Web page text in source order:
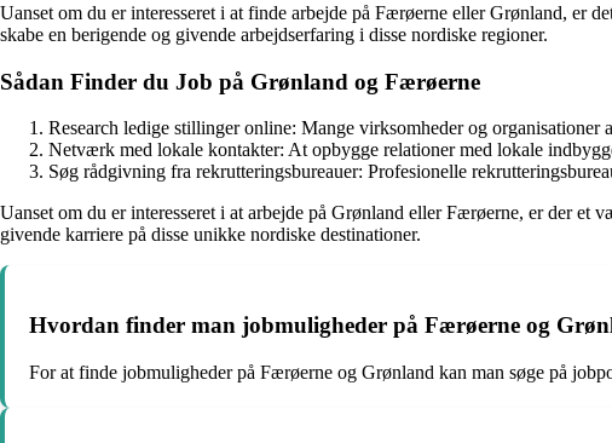
Uanset om du er interesseret i at finde arbejde på Færøerne eller Grønland, er
skabe en berigende og givende arbejdserfaring i disse nordiske regioner.
Sådan Finder du Job på Grønland og Færøerne
Research ledige stillinger online: Mange virksomheder og
Netværk med lokale kontakter: At opbygge relationer med lokale
Søg rådgivning fra rekrutteringsbureauer: Profesionelle
Uanset om du er interesseret i at arbejde på Grønland eller Færøerne, er der
givende karriere på disse unikke nordiske destinationer.
Hvordan finder man jobmuligheder på Færøerne og
For at finde jobmuligheder på Færøerne og Grønland kan man søge på